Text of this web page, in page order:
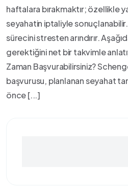
haftalara bırakmaktır; özellikle
seyahatin iptaliyle
sürecini stresten arındırır.
gerektiğini net bir takvimle
Zaman Başvurabilirsiniz?
başvurusu, planlanan seyahat
önce [...]